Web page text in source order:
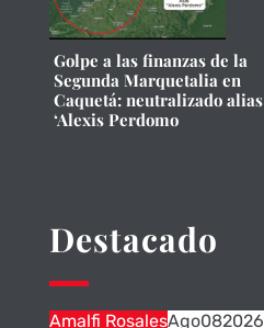
Golpe a las finanzas de la
Segunda Marquetalia en
Caquetá: neutralizado alias
‘Alexis Perdomo
Destacado
Amalfi RosalesAgo082026